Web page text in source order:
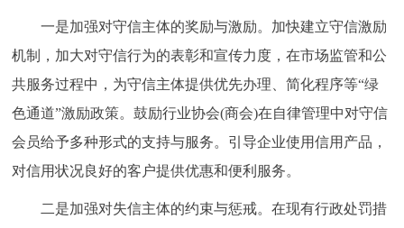
一是加强对守信主体的奖励与激励。加快建立守信激励
机制，加大对守信行为的表彰和宣传力度，在市场监管和公
共服务过程中，为守信主体提供优先办理、简化程序等“绿
色通道”激励政策。鼓励行业协会(商会)在自律管理中对守信
会员给予多种形式的支持与服务。引导企业使用信用产品，
对信用状况良好的客户提供优惠和便利服务。
二是加强对失信主体的约束与惩戒。在现有行政处罚措